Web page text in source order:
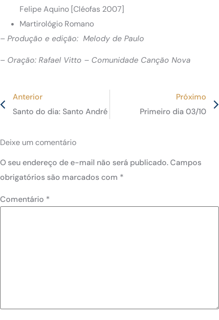
Felipe Aquino [Cléofas 2007]
Martirológio Romano
– Produção e edição: Melody de Paulo
– Oração: Rafael Vitto – Comunidade Canção Nova
Anterior
Santo do dia: Santo André de Soveral e os 30
Próximo
Primeiro dia 03/10
Deixe um comentário
O seu endereço de e-mail não será publicado.Campos
obrigatórios são marcados com *
Comentário *